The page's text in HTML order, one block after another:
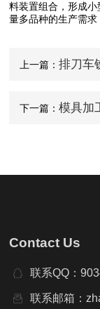
料装置组合，形成
量多品种的生产需求
上一篇： 排刀车
下一篇： 模具加
Contact Us
联系QQ：
联系邮箱：